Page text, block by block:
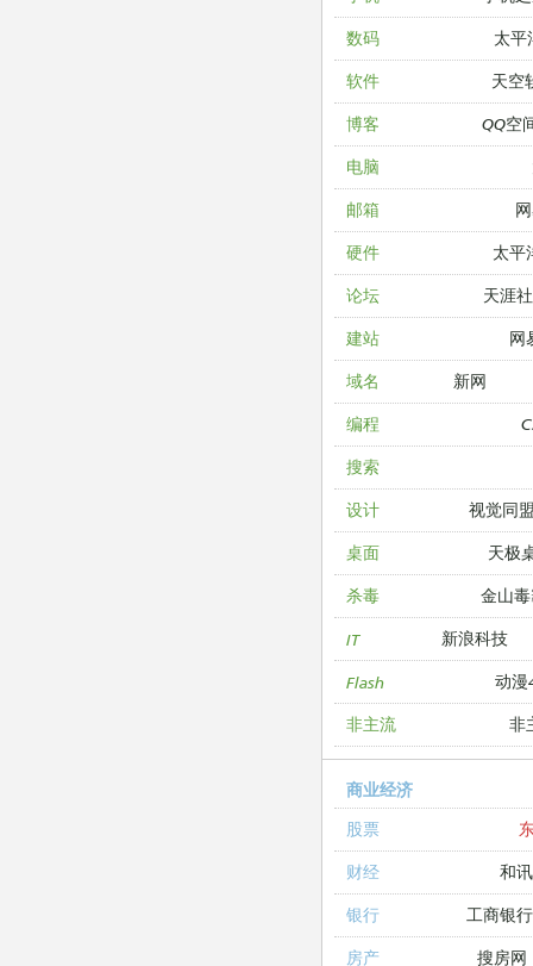
数码 太平
软件 天空
博客 QQ空
电脑
邮箱
硬件 太平
论坛 天涯
建站 网
域名 新网
编程
搜索
设计 视觉同
桌面 天极
杀毒 金山
IT 新浪科技
Flash 动漫
非主流 非
商业经济
股票
财经 和
银行 工商银行
房产 搜房网